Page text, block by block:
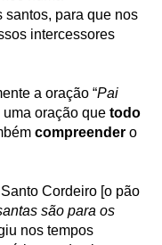
santos, para que nos
intercessores
a oração “Pai
uma oração que todo
compreender o
Cordeiro [o pão
são para os
nos tempos